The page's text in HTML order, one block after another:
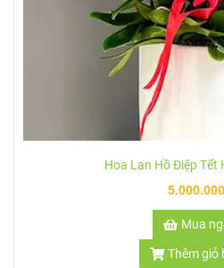
Hoa Lan Hồ Điệp Tết
Mua
Thêm giỏ